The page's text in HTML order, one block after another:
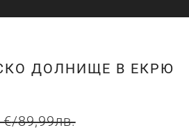
ДОЛНИЩЕ В ЕКРЮ
€/89,99лв.